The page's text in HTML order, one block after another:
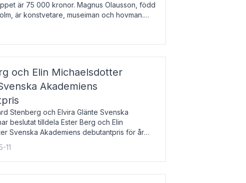
är 75 000 kronor. Magnus Olausson, född
är konstvetare, museiman och hovman.
un
och Elin Michaelsdotter
Akademiens
Stenberg och Elvira Glänte Svenska
beslutat tilldela Ester Berg och Elin
Svenska Akademiens debutantpris för år
nyinstiftat och syftar till att lyfta fram
löftesrik
11